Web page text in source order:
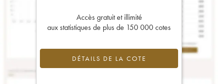
Accès gratuit et illimité
aux statistiques de plus de 150 000 cotes
DÉTAILS DE LA COTE